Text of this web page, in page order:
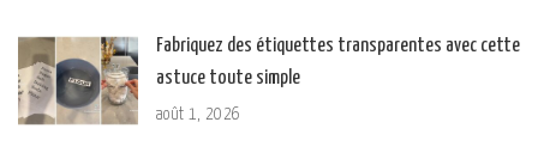
Fabriquez des étiquettes transparentes avec cette
astuce toute simple
août 1, 2026